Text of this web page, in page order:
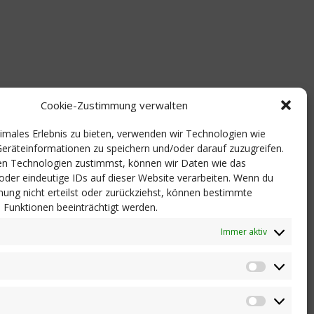
Cookie-Zustimmung verwalten
Erlebnis zu bieten, verwenden wir Technologien wie
zu speichern und/oder darauf zuzugreifen.
Technologien zustimmst, können wir Daten wie das
eindeutige IDs auf dieser Website verarbeiten. Wenn du
nicht erteilst oder zurückziehst, können bestimmte
beeinträchtigt werden.
Immer aktiv